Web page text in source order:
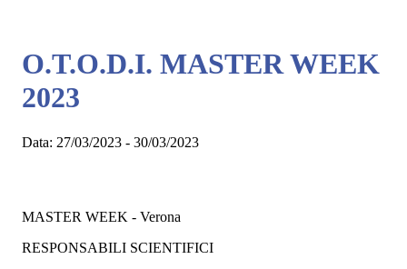
O.T.O.D.I. MASTER WEEK
2023
Data: 27/03/2023 - 30/03/2023
MASTER WEEK - Verona
RESPONSABILI SCIENTIFICI